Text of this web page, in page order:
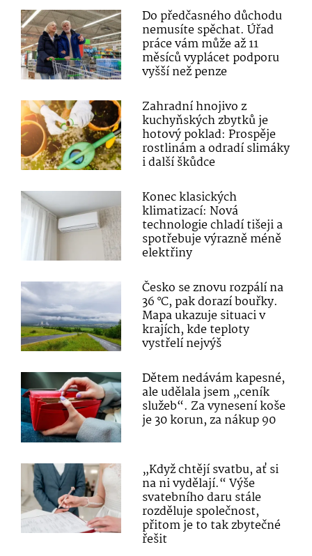
Do předčasného důchodu
nemusíte spěchat. Úřad
práce vám může až 11
měsíců vyplácet podporu
vyšší než penze
Zahradní hnojivo z
kuchyňských zbytků je
hotový poklad: Prospěje
rostlinám a odradí slimáky
i další škůdce
Konec klasických
klimatizací: Nová
technologie chladí tišeji a
spotřebuje výrazně méně
elektřiny
Česko se znovu rozpálí na
36 °C, pak dorazí bouřky.
Mapa ukazuje situaci v
krajích, kde teploty
vystřelí nejvýš
Dětem nedávám kapesné,
ale udělala jsem „ceník
služeb“. Za vynesení koše
je 30 korun, za nákup 90
„Když chtějí svatbu, ať si
na ni vydělají.“ Výše
svatebního daru stále
rozděluje společnost,
přitom je to tak zbytečné
řešit